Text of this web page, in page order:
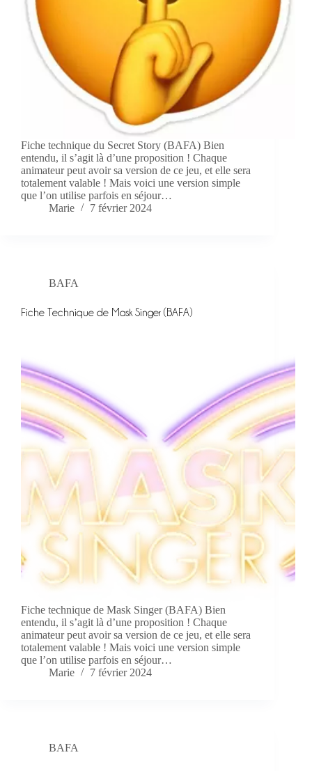
Fiche technique du Secret Story (BAFA) Bien
entendu, il s’agit là d’une proposition ! Chaque
animateur peut avoir sa version de ce jeu, et elle sera
totalement valable ! Mais voici une version simple
que l’on utilise parfois en séjour…
Marie
7 février 2024
BAFA
Fiche Technique de Mask Singer (BAFA)
Fiche technique de Mask Singer (BAFA) Bien
entendu, il s’agit là d’une proposition ! Chaque
animateur peut avoir sa version de ce jeu, et elle sera
totalement valable ! Mais voici une version simple
que l’on utilise parfois en séjour…
Marie
7 février 2024
BAFA